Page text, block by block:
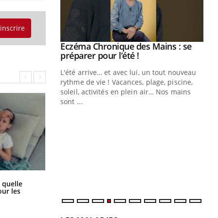
quelle
les
: et si on
de type 2
chez les
les soignants.
Youtube
Eczéma Chronique des Mains : se
préparer pour l’été !Youtube
L'été arrive… et avec lui, un tout nouveau
rythme de vie ! Vacances, plage, piscine,
soleil, activités en plein air… Nos mains
sont ...